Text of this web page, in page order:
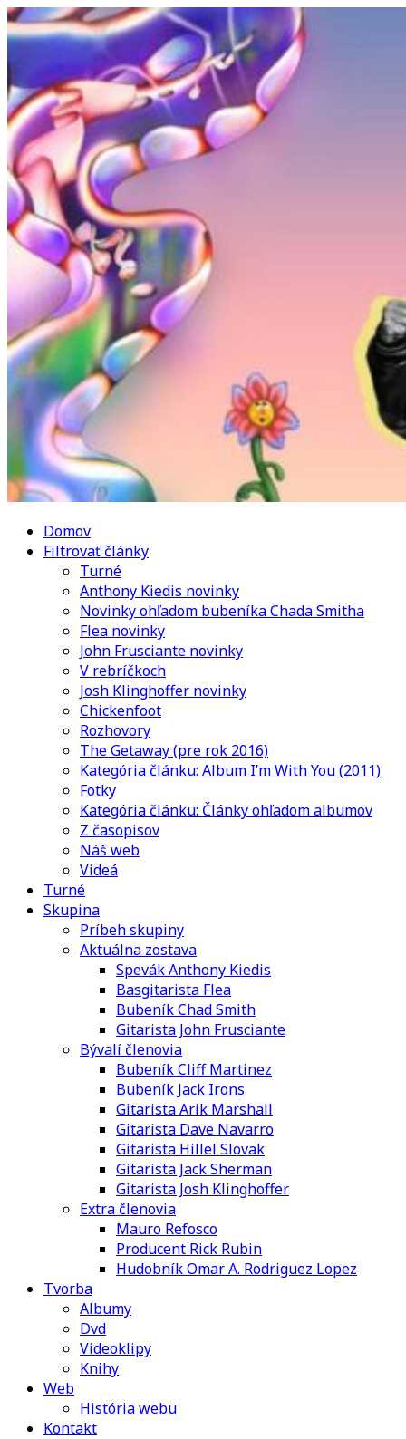
Domov
Filtrovať články
Turné
Anthony Kiedis novinky
Novinky ohľadom bubeníka Chada Smitha
Flea novinky
John Frusciante novinky
V rebríčkoch
Josh Klinghoffer novinky
Chickenfoot
Rozhovory
The Getaway (pre rok 2016)
Kategória článku: Album I’m With You (2011)
Fotky
Kategória článku: Články ohľadom albumov
Z časopisov
Náš web
Videá
Turné
Skupina
Príbeh skupiny
Aktuálna zostava
Spevák Anthony Kiedis
Basgitarista Flea
Bubeník Chad Smith
Gitarista John Frusciante
Bývalí členovia
Bubeník Cliff Martinez
Bubeník Jack Irons
Gitarista Arik Marshall
Gitarista Dave Navarro
Gitarista Hillel Slovak
Gitarista Jack Sherman
Gitarista Josh Klinghoffer
Extra členovia
Mauro Refosco
Producent Rick Rubin
Hudobník Omar A. Rodriguez Lopez
Tvorba
Albumy
Dvd
Videoklipy
Knihy
Web
História webu
Kontakt